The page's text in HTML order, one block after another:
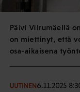
Päivi Viirumäellä
on miettinyt, että
osa-aikaisena
UUTINEN6.11.2025